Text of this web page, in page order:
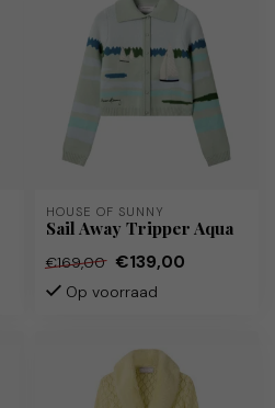
HOUSE OF SUNNY
Sail Away Tripper Aqua
€169,00 €139,00
Op voorraad